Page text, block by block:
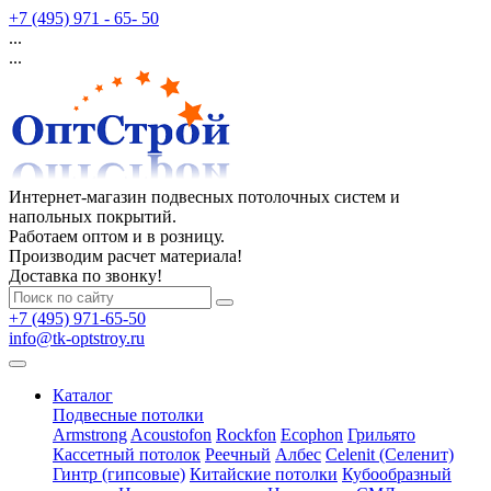
+7 (495) 971 - 65- 50
...
...
Интернет-магазин подвесных потолочных систем и
напольных покрытий.
Работаем оптом и в розницу.
Производим расчет материала!
Доставка по звонку!
+7 (495) 971-65-50
info@tk-optstroy.ru
Каталог
Подвесные потолки
Armstrong Acoustofon Rockfon Ecophon Грильято
Кассетный потолок Реечный Албес Celenit (Селенит)
Гинтр (гипсовые) Китайские потолки Кубообразный